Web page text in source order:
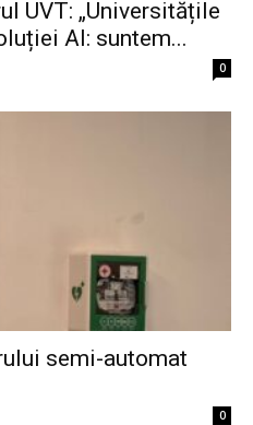
UVT: „Universitățile
AI: suntem...
0
semi-automat
0